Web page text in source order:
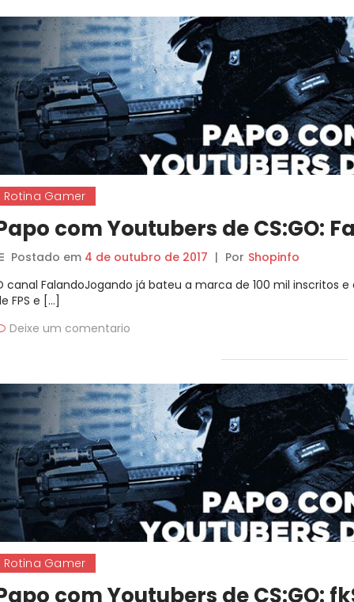
Rotina Gamer
com Youtubers de CS:GO:
Postado em 4 de outubro de 2017 | Por Shopinfo
canal FalandoJogando já bateu a marca de 100 mil inscritos
FPS e […]
Deixe um comentario
Rotina Gamer
com Youtubers de CS:GO: